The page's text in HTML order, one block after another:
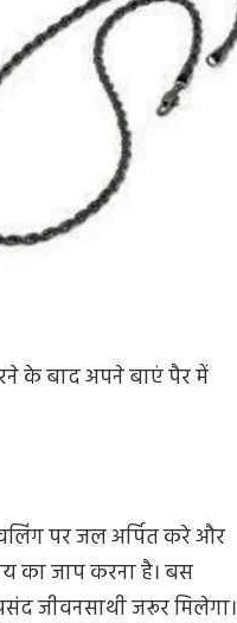
के बाद अपने बाएं पैर में
पर जल अर्पित करे और
का जाप करना है। बस
जीवनसाथी जरूर मिलेगा।